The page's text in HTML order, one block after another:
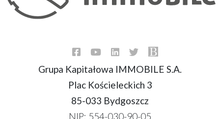
Grupa Kapitałowa IMMOBILE S.A.
Plac Kościeleckich 3
85-033 Bydgoszcz
NIP: 554-030-90-05